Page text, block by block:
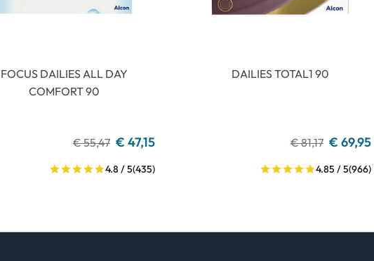
FOCUS DAILIES ALL DAY
COMFORT 90
€ 55,47 € 47,15
4.8 / 5(435)
DAILIES TOTAL1 90
€ 81,17 € 69,95
4.85 / 5(966)